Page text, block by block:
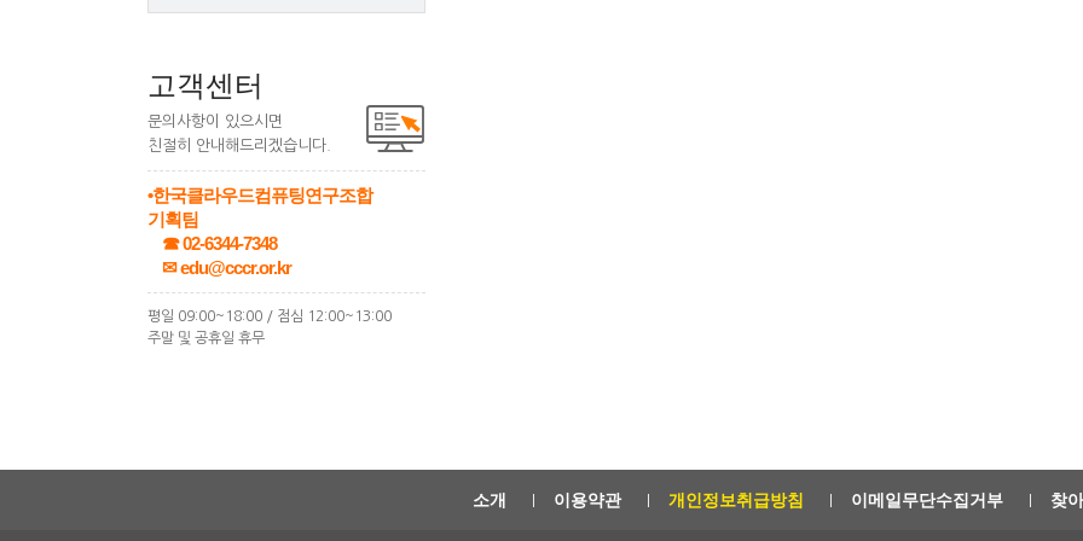
고객센터
문의사항이 있으시면
친절히 안내해드리겠습니다.
•한국클라우드컴퓨팅연구조합
기획팀
☎ 02-6344-7348
✉ edu@cccr.or.kr
평일 09:00~18:00 / 점심 12:00~13:00
주말 및 공휴일 휴무
소개 이용약관 개인정보취급방침 이메일무단수집거부 찾